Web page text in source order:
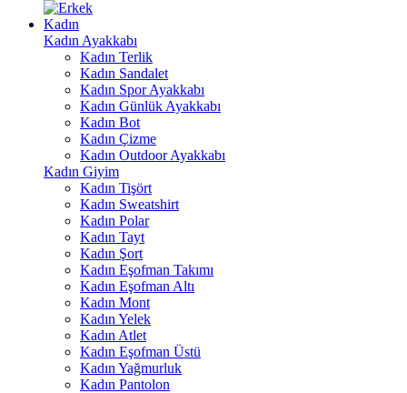
Kadın
Kadın Ayakkabı
Kadın Terlik
Kadın Sandalet
Kadın Spor Ayakkabı
Kadın Günlük Ayakkabı
Kadın Bot
Kadın Çizme
Kadın Outdoor Ayakkabı
Kadın Giyim
Kadın Tişört
Kadın Sweatshirt
Kadın Polar
Kadın Tayt
Kadın Şort
Kadın Eşofman Takımı
Kadın Eşofman Altı
Kadın Mont
Kadın Yelek
Kadın Atlet
Kadın Eşofman Üstü
Kadın Yağmurluk
Kadın Pantolon